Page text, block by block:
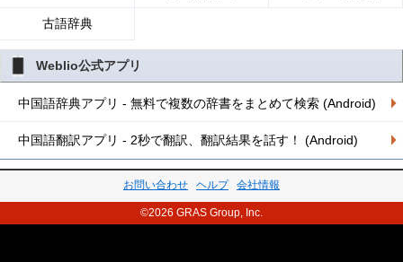
古語辞典
Weblio公式アプリ
中国語辞典アプリ - 無料で複数の辞書をまとめて検索 (Android)
中国語翻訳アプリ - 2秒で翻訳、翻訳結果を話す！ (Android)
お問い合わせ ヘルプ 会社情報
©2026 GRAS Group, Inc.